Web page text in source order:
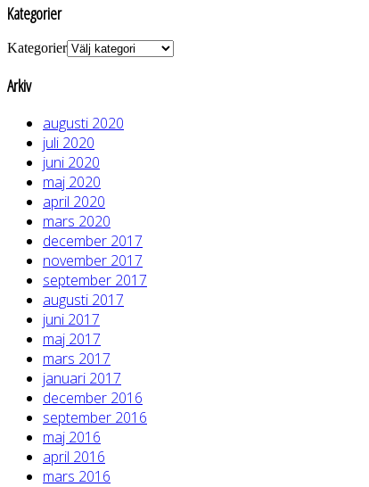
Kategorier
Kategorier
Arkiv
augusti 2020
juli 2020
juni 2020
maj 2020
april 2020
mars 2020
december 2017
november 2017
september 2017
augusti 2017
juni 2017
maj 2017
mars 2017
januari 2017
december 2016
september 2016
maj 2016
april 2016
mars 2016